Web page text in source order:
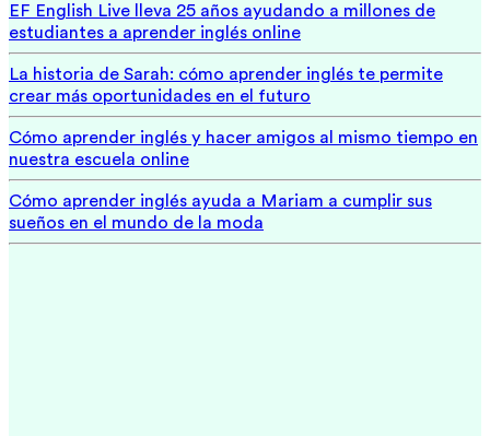
EF English Live lleva 25 años ayudando a millones de
estudiantes a aprender inglés online
La historia de Sarah: cómo aprender inglés te permite
crear más oportunidades en el futuro
Cómo aprender inglés y hacer amigos al mismo tiempo en
nuestra escuela online
Cómo aprender inglés ayuda a Mariam a cumplir sus
sueños en el mundo de la moda